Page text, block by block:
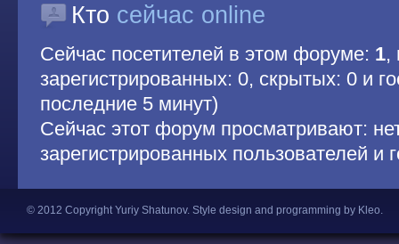
Кто сейчас online
Сейчас посетителей в этом форуме: 1,
зарегистрированных: 0, скрытых: 0 и
последние 5 минут)
Сейчас этот форум просматривают:
зарегистрированных пользователей и
© 2012 Copyright Yuriy Shatunov. Style design and programming by Kleo.